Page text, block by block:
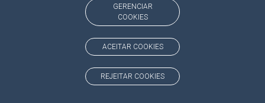
GERENCIAR
COOKIES
ACEITAR COOKIES
REJEITAR COOKIES
FUNDO MUNICIPAL DE SAÚDE DE TACURU
CARLOS ALBERTO PELEGRINI,
GRAZIANO DA SILVA, JOAO RICARDO GAIA, ROGERIO DE
SOUZA TORQUETTI
NÃO HÁ